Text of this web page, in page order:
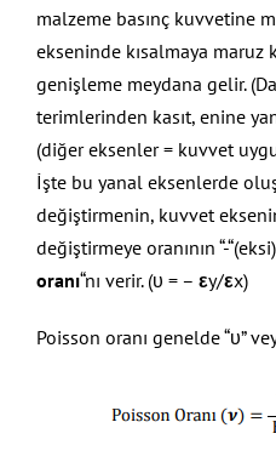
malzeme basınç kuvvetine
ekseninde kısalmaya maruz
genişleme meydana gelir.
terimlerinden kasıt, enine
(diğer eksenler = kuvvet
İşte bu yanal eksenlerde
değiştirmenin, kuvvet
değiştirmeye oranının “-
oranı“nı verir. (υ = – εy/εx)
Poisson oranı genelde “υ”